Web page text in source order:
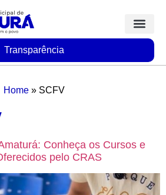
Transparência
Home » SCFV
Conheça os Cursos e
pelo CRAS